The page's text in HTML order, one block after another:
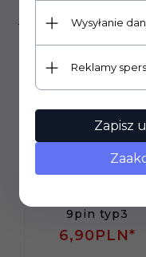
produkt
9pin typ3
6,90PLN*
Wysyłanie
Reklamy
Zapisz